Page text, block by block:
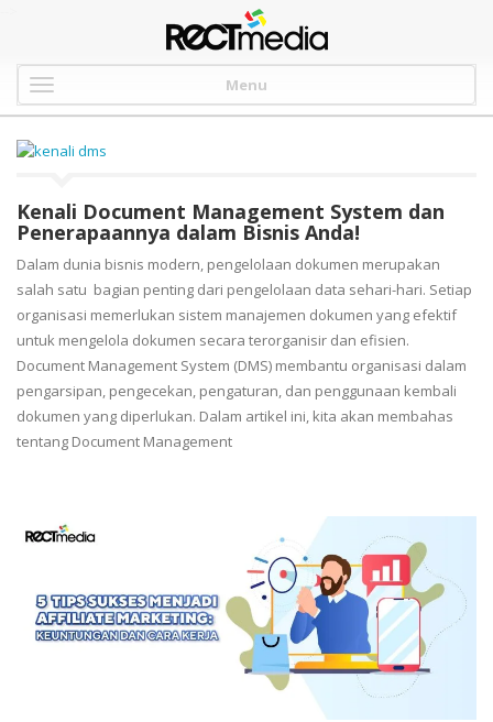
Menu
Kenali Document Management System dan
Penerapaannya dalam Bisnis Anda!
Dalam dunia bisnis modern, pengelolaan dokumen merupakan
salah satu bagian penting dari pengelolaan data sehari-hari. Setiap
organisasi memerlukan sistem manajemen dokumen yang efektif
untuk mengelola dokumen secara terorganisir dan efisien.
Document Management System (DMS) membantu organisasi dalam
pengarsipan, pengecekan, pengaturan, dan penggunaan kembali
dokumen yang diperlukan. Dalam artikel ini, kita akan membahas
tentang Document Management